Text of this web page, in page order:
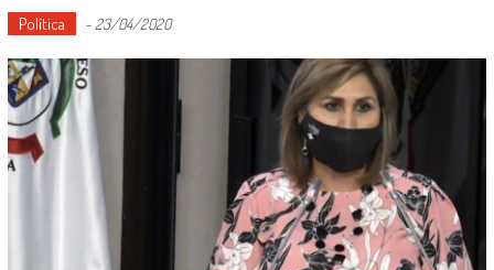
Política - 23/04/2020